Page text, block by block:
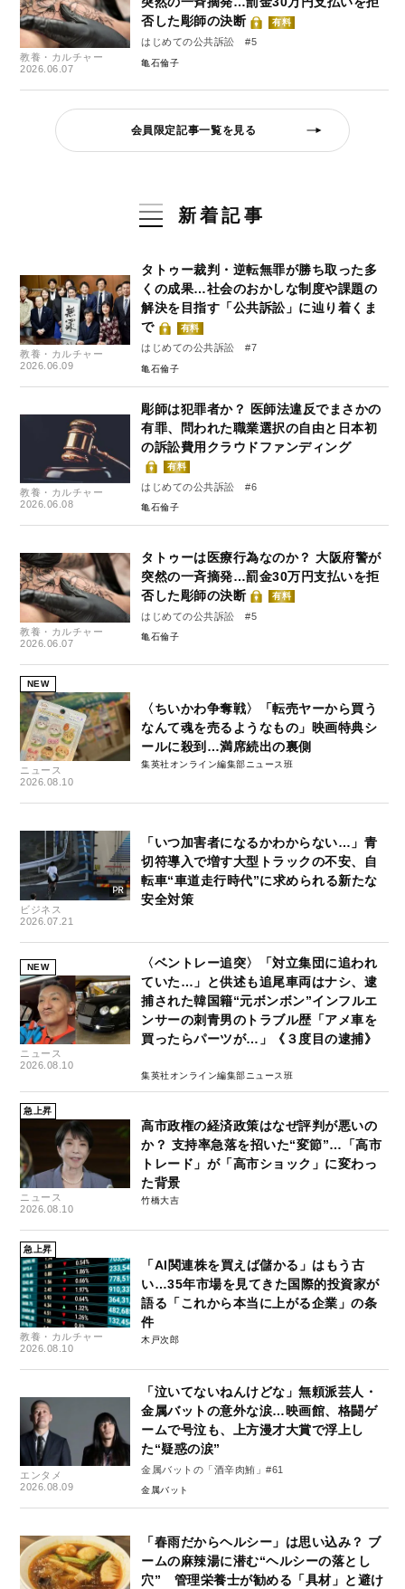
教養・カルチャー
2026.06.07
否した彫師の決断
有料
はじめての公共訴訟 #5
亀石倫子
会員限定記事一覧を見る
新着記事
教養・カルチャー
2026.06.09
タトゥー裁判・逆転無罪が勝ち取った多
くの成果…社会のおかしな制度や課題の
解決を目指す「公共訴訟」に辿り着くま
で
有料
はじめての公共訴訟 #7
亀石倫子
教養・カルチャー
2026.06.08
彫師は犯罪者か？ 医師法違反でまさかの
有罪、問われた職業選択の自由と日本初
の訴訟費用クラウドファンディング
有料
はじめての公共訴訟 #6
亀石倫子
教養・カルチャー
2026.06.07
タトゥーは医療行為なのか？ 大阪府警が
突然の一斉摘発…罰金30万円支払いを拒
否した彫師の決断
有料
はじめての公共訴訟 #5
亀石倫子
NEW
ニュース
2026.08.10
〈ちいかわ争奪戦〉「転売ヤーから買う
なんて魂を売るようなもの」映画特典シ
ールに殺到…満席続出の裏側
集英社オンライン編集部ニュース班
ビジネス
2026.07.21
「いつ加害者になるかわからない…」青
切符導入で増す大型トラックの不安、自
転車“車道走行時代”に求められる新たな
安全対策
NEW
ニュース
2026.08.10
〈ベントレー追突〉「対立集団に追われ
ていた…」と供述も追尾車両はナシ、逮
捕された韓国籍“元ボンボン”インフルエ
ンサーの刺青男のトラブル歴「アメ車を
買ったらパーツが…」《３度目の逮捕》
集英社オンライン編集部ニュース班
急上昇
ニュース
2026.08.10
高市政権の経済政策はなぜ評判が悪いの
か？ 支持率急落を招いた“変節”…「高市
トレード」が「高市ショック」に変わっ
た背景
竹橋大吉
急上昇
教養・カルチャー
2026.08.10
「AI関連株を買えば儲かる」はもう古
い…35年市場を見てきた国際的投資家が
語る「これから本当に上がる企業」の条
件
木戸次郎
エンタメ
2026.08.09
「泣いてないねんけどな」無頼派芸人・
金属バットの意外な涙…映画館、格闘ゲ
ームで号泣も、上方漫才大賞で浮上し
た“疑惑の涙”
金属バットの「酒辛肉鮪」#61
金属バット
「春雨だからヘルシー」は思い込み？ ブ
ームの麻辣湯に潜む“ヘルシーの落とし
穴” 管理栄養士が勧める「具材」と避け